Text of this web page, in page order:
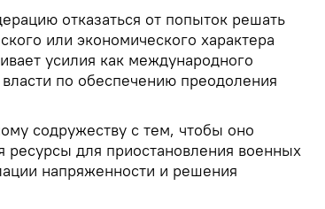
отказаться от попыток решать
или экономического характера
усилия как международного
по обеспечению преодоления
содружеству с тем, чтобы оно
для приостановления военных
напряженности и решения